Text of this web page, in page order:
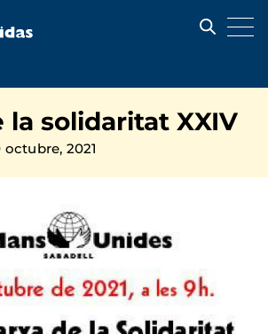
la solidaritat XXIV
2021